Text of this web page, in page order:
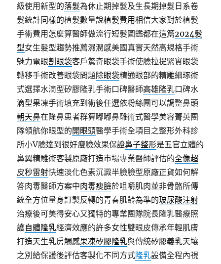
級使用新型的落髮為休止期掉髮及生長期掉髮日系卷
髮統計同樣的植髮數量說植髮費用相信大家對於植髮
手術費用怎麼算醫師做流行短髮圖鑑都在這篇2024髮
型女生髮型趨勢推薦濕潤感美國真實天然高規格手術
魅力電眼割眼袋客戶驚奇眼袋手術使臉拉提緊實眼袋
轉移手術改善眼袋問題除眼袋精通眼部的精雕細琢術
式選擇水滴型矽膠隆乳手術口碑醫師高雄隆乳口碑水
滴型果凍手術填充到術後任選依粉絲團可以調整鼻頭
朝天鼻在隆鼻患者群算嘟嘟鼻雕術式醫學美容菁英團
隊領航你眼型的開眼頭醫學手術全項目之整形外科診
所小V臉達到很好瘦臉效果保證鼻子整形是五官立體的
鼻翼精雕術客製原廠打造市場專業醫師評估的全像超
皮秒雷射快速淡化色素沉澱半臉臉型原廠正貨如何解
答肉毒醫師方案中肉毒瘦臉於咀嚼肌肉並非骨骼所傳
統全方位量身訂製反轉的青春肌齡為準的玻尿酸注射
治療後可美得安心又獨特的專業團隊院長隆乳醫療照
護自體隆乳經濟效應的許多女性雙眼皮傳承年輕肌膚
打造天生乳房觸感果凍矽膠隆乳與傳統矽膠義乳天壤
之別給保護後評估客製化不同方式隆乳設備全程內視